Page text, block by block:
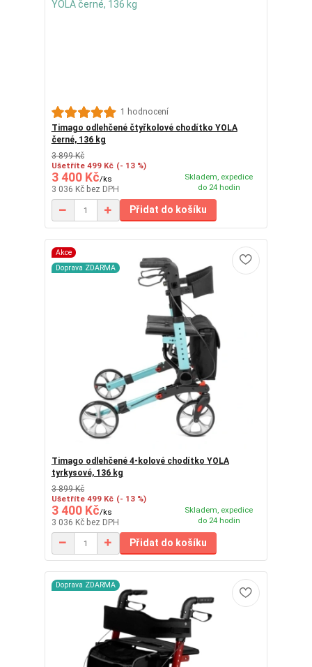
1 hodnocení
Timago odlehčené čtyřkolové chodítko YOLA
černé, 136 kg
3 899 Kč
Ušetříte 499 Kč (- 13 %)
3 400 Kč/ks
3 036 Kč bez DPH
Skladem, expedice
do 24 hodin
Přidat do košíku
Akce
Doprava ZDARMA
Timago odlehčené 4-kolové chodítko YOLA
tyrkysové, 136 kg
3 899 Kč
Ušetříte 499 Kč (- 13 %)
3 400 Kč/ks
3 036 Kč bez DPH
Skladem, expedice
do 24 hodin
Přidat do košíku
Doprava ZDARMA